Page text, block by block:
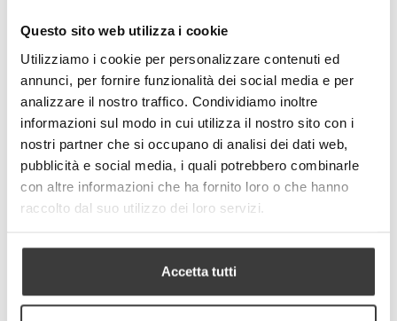
Questo sito web utilizza i cookie
Utilizziamo i cookie per personalizzare contenuti ed
annunci, per fornire funzionalità dei social media e per
analizzare il nostro traffico. Condividiamo inoltre
informazioni sul modo in cui utilizza il nostro sito con i
nostri partner che si occupano di analisi dei dati web,
pubblicità e social media, i quali potrebbero combinarle
con altre informazioni che ha fornito loro o che hanno
raccolto dal suo utilizzo dei loro servizi.
Accetta tutti
standards
Technical specifications of the fabric:
- Total weight: 250 g / m2 (+/- 10%)
100% Polyester (mask)
77% Polyester + 23% Elastomer (elastic tape)
Adult size: 17x17x7 cm. Child size:
14x14x6 cm
- Wash and disinfect the mask daily. The
up to 60°C.